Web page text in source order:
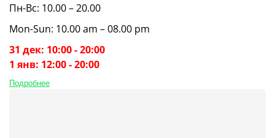
Пн-Вс: 10.00 – 20.00
Mon-Sun: 10.00 am – 08.00 pm
31 дек: 10:00 - 20:00
1 янв: 12:00 - 20:00
Подробнее